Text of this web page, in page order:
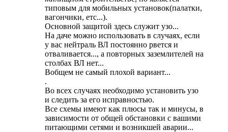
типовым для мобильных установок(палатки,
вагончики, етс...).
Основной защитой здесь служит узо...
На даче можно использовать в случаях, если
у вас нейтраль ВЛ постоянно рвется и
отваливается..., а повторных заземлителей на
столбах ВЛ нет...
Вобщем не самый плохой вариант...
.
Во всех случаях необходимо установить узо
и следить за его исправностью.
Все схемы имеют как плюсы так и минусы, в
зависимости от общей обстановки с вашими
питающими сетями и возникшей аварии...